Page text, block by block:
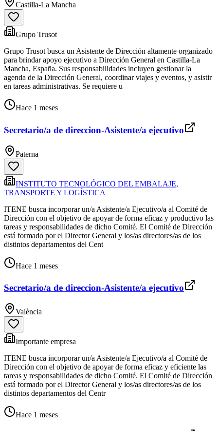
Castilla-La Mancha
Grupo Trusot
Grupo Trusot busca un Asistente de Dirección altamente organizado
para brindar apoyo ejecutivo a Dirección General en Castilla‐La
Mancha, España. Sus responsabilidades incluyen gestionar la
agenda de la Dirección General, coordinar viajes y eventos, y asistir
en tareas administrativas. Se requiere u
Hace 1 meses
Secretario/a de direccion-Asistente/a ejecutivo
Paterna
INSTITUTO TECNOLÓGICO DEL EMBALAJE,
TRANSPORTE Y LOGÍSTICA
ITENE busca incorporar un/a Asistente/a Ejecutivo/a al Comité de
Dirección con el objetivo de apoyar de forma eficaz y productivo las
tareas y responsabilidades de dicho Comité. El Comité de Dirección
está formado por el Director General y los/as directores/as de los
distintos departamentos del Cent
Hace 1 meses
Secretario/a de direccion-Asistente/a ejecutivo
València
Importante empresa
ITENE busca incorporar un/a Asistente/a Ejecutivo/a al Comité de
Dirección con el objetivo de apoyar de forma eficaz y eficiente las
tareas y responsabilidades de dicho Comité. El Comité de Dirección
está formado por el Director General y los/as directores/as de los
distintos departamentos del Centr
Hace 1 meses